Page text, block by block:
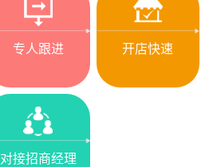
专人跟进 开店快速
对接招商经理